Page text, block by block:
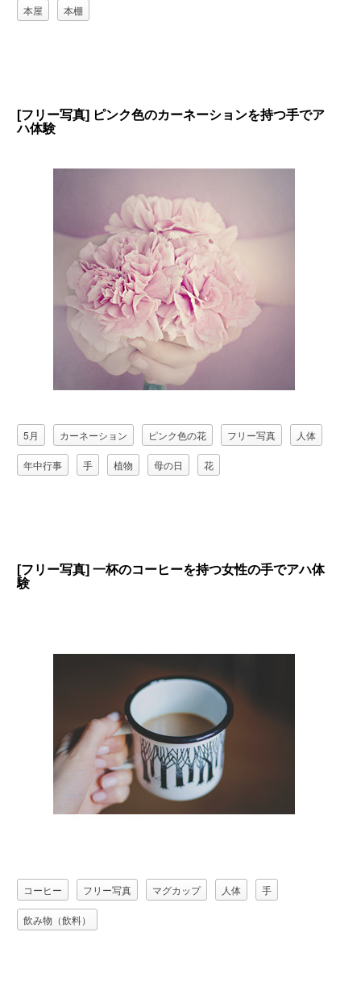
本屋 本棚
[フリー写真] ピンク色のカーネーションを持つ手でア
ハ体験
5月 カーネーション ピンク色の花 フリー写真 人体
年中行事 手 植物 母の日 花
[フリー写真] 一杯のコーヒーを持つ女性の手でアハ体
験
コーヒー フリー写真 マグカップ 人体 手
飲み物（飲料）